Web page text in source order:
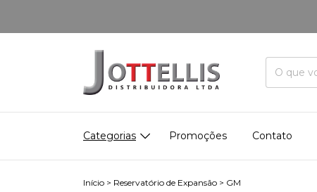
Categorias Promoções Contato
Início > Reservatório de Expansão > GM